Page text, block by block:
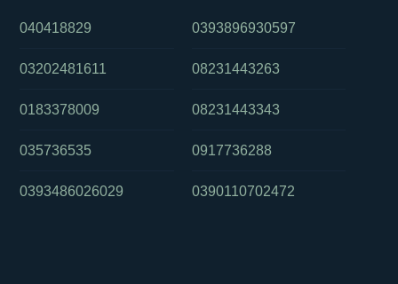
040418829
03202481611
0183378009
035736535
0393486026029
0393896930597
08231443263
08231443343
0917736288
0390110702472